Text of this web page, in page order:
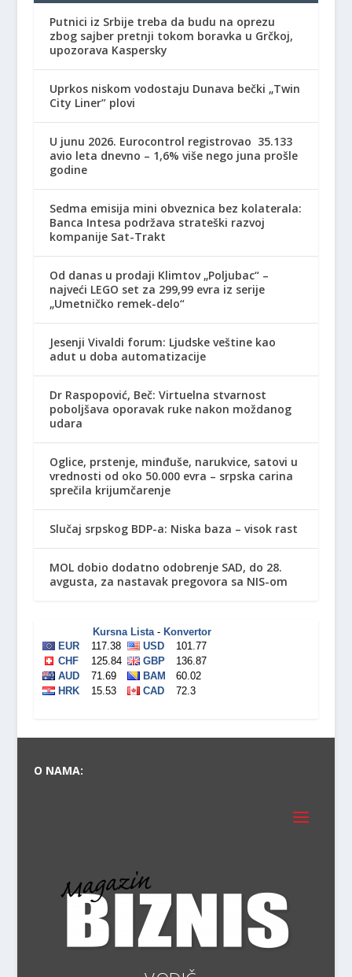
Putnici iz Srbije treba da budu na oprezu
zbog sajber pretnji tokom boravka u Grčkoj,
upozorava Kaspersky
Uprkos niskom vodostaju Dunava bečki „Twin
City Liner” plovi
U junu 2026. Eurocontrol registrovao 35.133
avio leta dnevno – 1,6% više nego juna prošle
godine
Sedma emisija mini obveznica bez kolaterala:
Banca Intesa podržava strateški razvoj
kompanije Sat-Trakt
Od danas u prodaji Klimtov „Poljubac“ –
najveći LEGO set za 299,99 evra iz serije
„Umetničko remek-delo“
Jesenji Vivaldi forum: Ljudske veštine kao
adut u doba automatizacije
Dr Raspopović, Beč: Virtuelna stvarnost
poboljšava oporavak ruke nakon moždanog
udara
Oglice, prstenje, minđuše, narukvice, satovi u
vrednosti od oko 50.000 evra – srpska carina
sprečila krijumčarenje
Slučaj srpskog BDP-a: Niska baza – visok rast
MOL dobio dodatno odobrenje SAD, do 28.
avgusta, za nastavak pregovora sa NIS-om
O NAMA: